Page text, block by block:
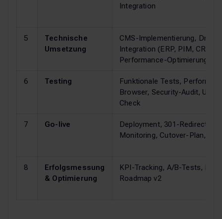
Integration
5
Technische
Umsetzung
CMS-Implementierung,
Integration (ERP, PIM, CRM),
Performance-Optimierung
6 Testing
Funktionale Tests,
Browser, Security-Audit,
Check
7 Go-live
Deployment, 301-Redirect-
Monitoring, Cutover-Plan,
8
Erfolgsmessung
& Optimierung
KPI-Tracking, A/B-Tests,
Roadmap v2